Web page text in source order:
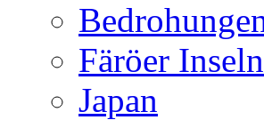
Färöer Inseln
Japan